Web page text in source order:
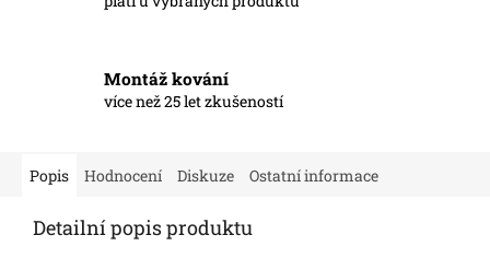
Montáž kování
více než 25 let zkušeností
Popis Hodnocení Diskuze Ostatní informace
Detailní popis produktu